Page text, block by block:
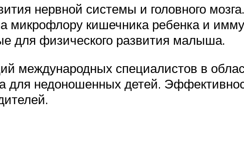
нервной системы и головного мозга.
микрофлору кишечника ребенка и
для физического развития малыша.
международных специалистов в
для недоношенных детей.